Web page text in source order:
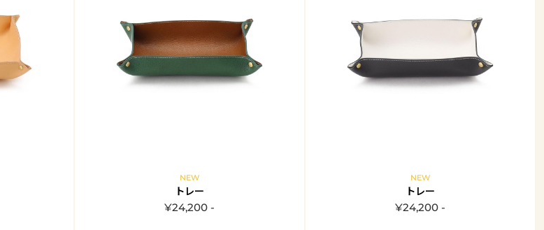
NEW
トレー
¥24,200 -
NEW
トレー
¥24,200 -